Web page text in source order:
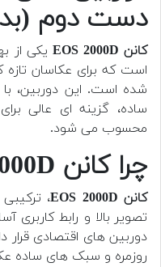
دست دوم
کانن EOS 2000D
است که برای عکاسان تازه
شده است. این دوربین، با
ساده، گزینه ای عالی
محسوب می شود.
چرا کانن EOS 2000D؟
کانن EOS 2000D
،
تصویر بالا و رابط کاربری
دوربین های اقتصادی قرار
روزمره و سبک های ساده